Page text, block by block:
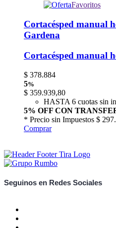
Favoritos
Cortacésped manual
Gardena
Cortacésped manual
$ 378.884
5%
$ 359.939,80
HASTA 6 cuotas sin
5% OFF CON
* Precio sin Impuestos $
Comprar
Seguinos en Redes Sociales